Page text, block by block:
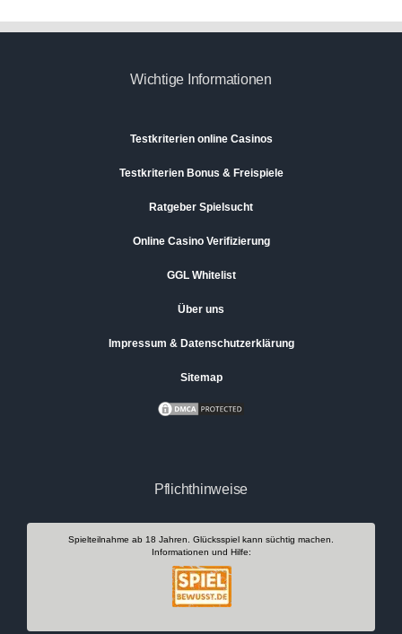
Wichtige Informationen
Testkriterien online Casinos
Testkriterien Bonus & Freispiele
Ratgeber Spielsucht
Online Casino Verifizierung
GGL Whitelist
Über uns
Impressum & Datenschutzerklärung
Sitemap
Pflichthinweise
Spielteilnahme ab 18 Jahren. Glücksspiel kann süchtig machen.
Informationen und Hilfe: